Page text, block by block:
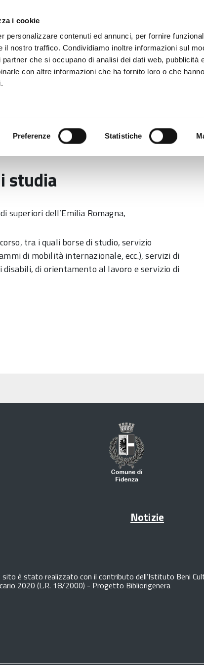
i cookie
personalizzare contenuti ed annunci, per fornire
il nostro traffico. Condividiamo inoltre informazioni sul
che si occupano di analisi dei dati web, pubblicità
con altre informazioni che ha fornito loro o che
Preferenze Statistiche
Temi Notizie
università ER.GO. – un aiuto per chi studia
studia
superiori dell’Emilia Romagna,
tra i quali borse di studio, servizio
di mobilità internazionale, ecc.), servizi di
di orientamento al lavoro e servizio di
Notizie
è stato realizzato con il contributo dell’Istituto Beni
2020 (L.R. 18/2000) - Progetto Bibliorigenera